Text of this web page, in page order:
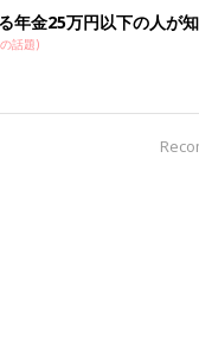
年金25万円以下の人が
話題)